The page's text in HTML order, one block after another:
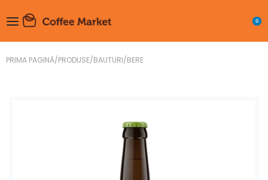
0
PRIMA PAGINĂ/PRODUSE/BAUTURI/BERE